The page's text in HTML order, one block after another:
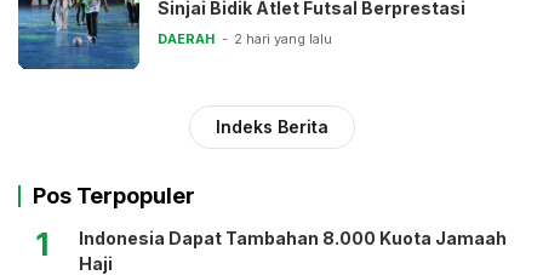
Sinjai Bidik Atlet Futsal Berprestasi
DAERAH 2 hari yang lalu
Indeks Berita
Pos Terpopuler
1
Indonesia Dapat Tambahan 8.000 Kuota Jamaah
Haji